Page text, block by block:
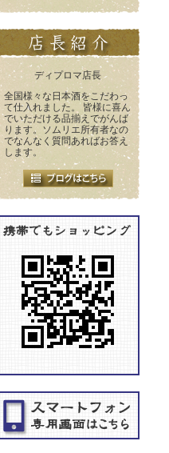
ディプロマ店長
全国様々な日本酒をこだわっ
て仕入れました。 皆様に喜ん
でいただける品揃えでがんば
ります。ソムリエ所有者なの
でなんなく質問あればお答え
します。